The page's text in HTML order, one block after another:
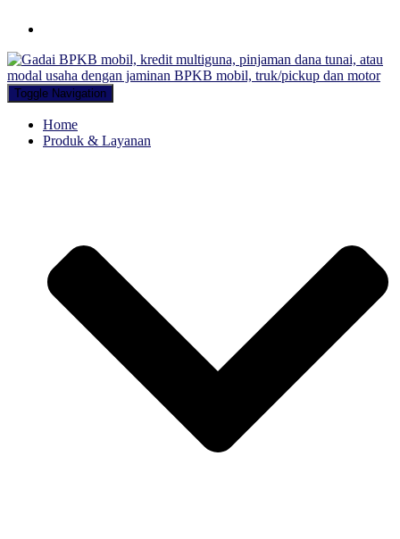
Toggle Navigation
Home
Produk & Layanan